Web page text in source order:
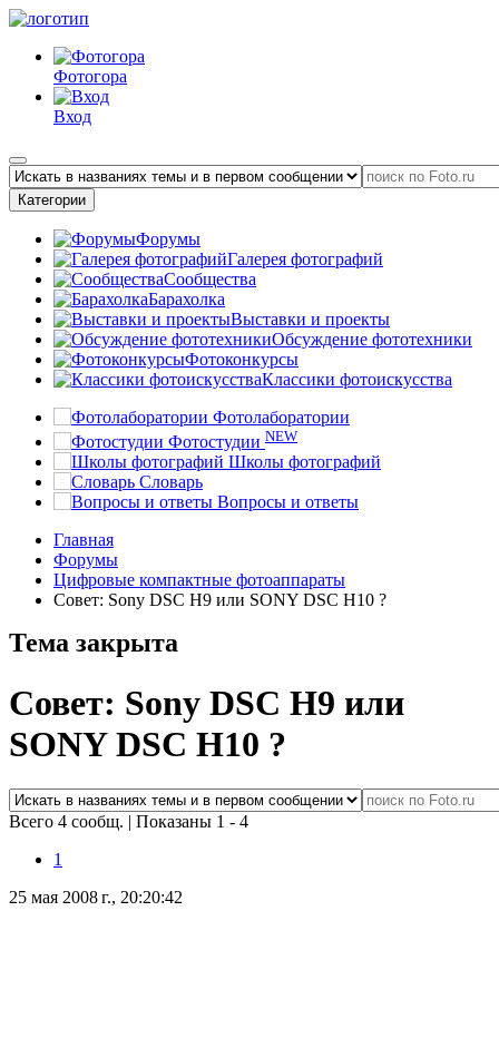
Фотогора
Вход
Категории
Форумы
Галерея фотографий
Сообщества
Барахолка
Выставки и проекты
Обсуждение фототехники
Фотоконкурсы
Классики фотоискусства
Фотолаборатории
Фотостудии NEW
Школы фотографий
Словарь
Вопросы и ответы
Главная
Форумы
Цифровые компактные фотоаппараты
Совет: Sony DSC H9 или SONY DSC H10 ?
Тема закрыта
Совет: Sony DSC H9 или
SONY DSC H10 ?
Всего 4 сообщ. | Показаны 1 - 4
1
25 мая 2008 г., 20:20:42